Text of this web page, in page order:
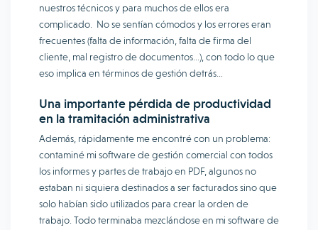
nuestros técnicos y para muchos de ellos era
complicado. No se sentían cómodos y los errores eran
frecuentes (falta de información, falta de firma del
cliente, mal registro de documentos…), con todo lo que
eso implica en términos de gestión detrás…
Una importante pérdida de productividad
en la tramitación administrativa
Además, rápidamente me encontré con un problema:
contaminé mi software de gestión comercial con todos
los informes y partes de trabajo en PDF, algunos no
estaban ni siquiera destinados a ser facturados sino que
solo habían sido utilizados para crear la orden de
trabajo. Todo terminaba mezclándose en mi software de